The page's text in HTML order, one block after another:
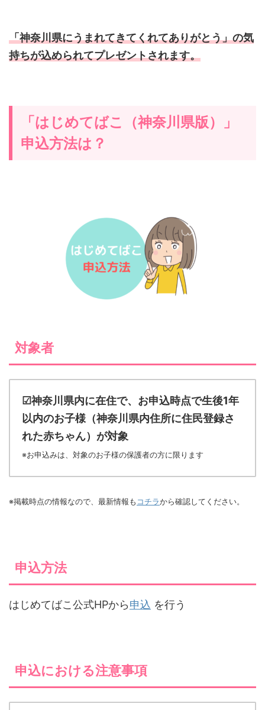
「神奈川県にうまれてきてくれてありがとう」の気
持ちが込められてプレゼントされます。
「はじめてばこ（神奈川県版）」
申込方法は？
対象者
☑神奈川県内に在住で、お申込時点で生後1年
以内のお子様（神奈川県内住所に住民登録さ
れた赤ちゃん）が対象
※お申込みは、対象のお子様の保護者の方に限ります
※掲載時点の情報なので、最新情報も コチラから確認してください。
申込方法
はじめてばこ公式HPから申込 を行う
申込における注意事項